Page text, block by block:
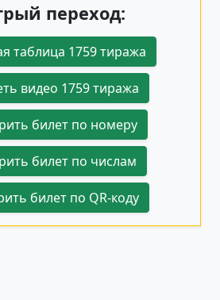
переход:
таблица 1759 тиража
видео 1759 тиража
билет по номеру
билет по числам
билет по QR-коду